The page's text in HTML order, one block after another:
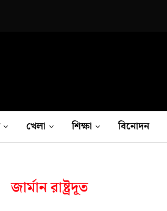
খেলা শিক্ষা বিনোদন
জার্মান রাষ্ট্রদূত